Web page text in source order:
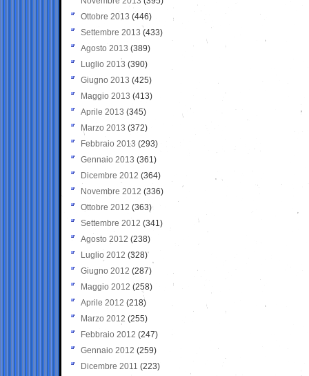
Ottobre 2013 (446)
Settembre 2013 (433)
Agosto 2013 (389)
Luglio 2013 (390)
Giugno 2013 (425)
Maggio 2013 (413)
Aprile 2013 (345)
Marzo 2013 (372)
Febbraio 2013 (293)
Gennaio 2013 (361)
Dicembre 2012 (364)
Novembre 2012 (336)
Ottobre 2012 (363)
Settembre 2012 (341)
Agosto 2012 (238)
Luglio 2012 (328)
Giugno 2012 (287)
Maggio 2012 (258)
Aprile 2012 (218)
Marzo 2012 (255)
Febbraio 2012 (247)
Gennaio 2012 (259)
Dicembre 2011 (223)